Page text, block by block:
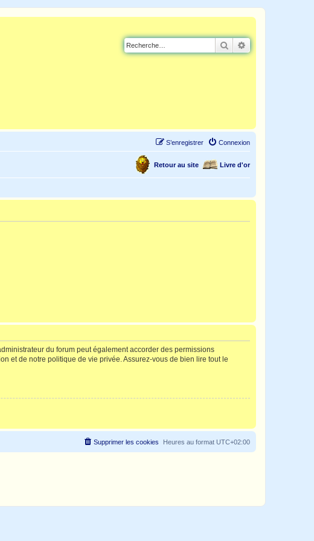
Rechercher
Connexion
S’enregistrer
Livre d'or
Retour au site
du forum peut également accorder des permissions
et de notre politique de vie privée. Assurez-vous de bien lire tout le
Heures au format UTC+02:00
Supprimer les cookies